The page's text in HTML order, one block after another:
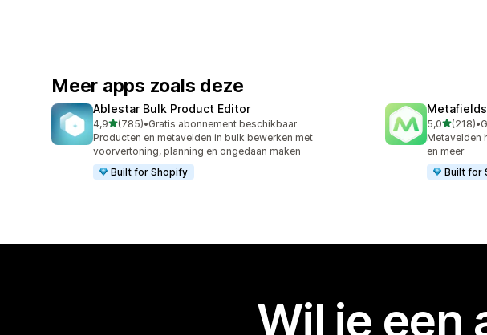
Meer apps zoals deze
Ablestar Bulk Product Editor
4,9van 5 sterren
(785)
785 recensies in totaal
•Gratis abonnement beschikbaar
Producten en metavelden in bulk bewerken met
voorvertoning, planning en ongedaan maken
Built for Shopify
5,0van 5
(218)
218 •
Metavelden
en meer
Built for
Wil je een